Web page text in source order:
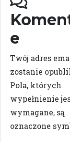
e
Twój adres
zostanie
Pola, których
wypełnienie
wymagane, są
oznaczone